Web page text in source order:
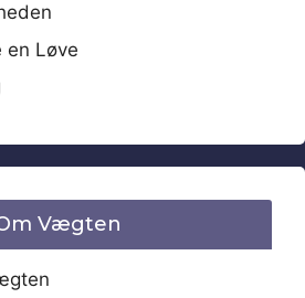
en Løve
Vægten